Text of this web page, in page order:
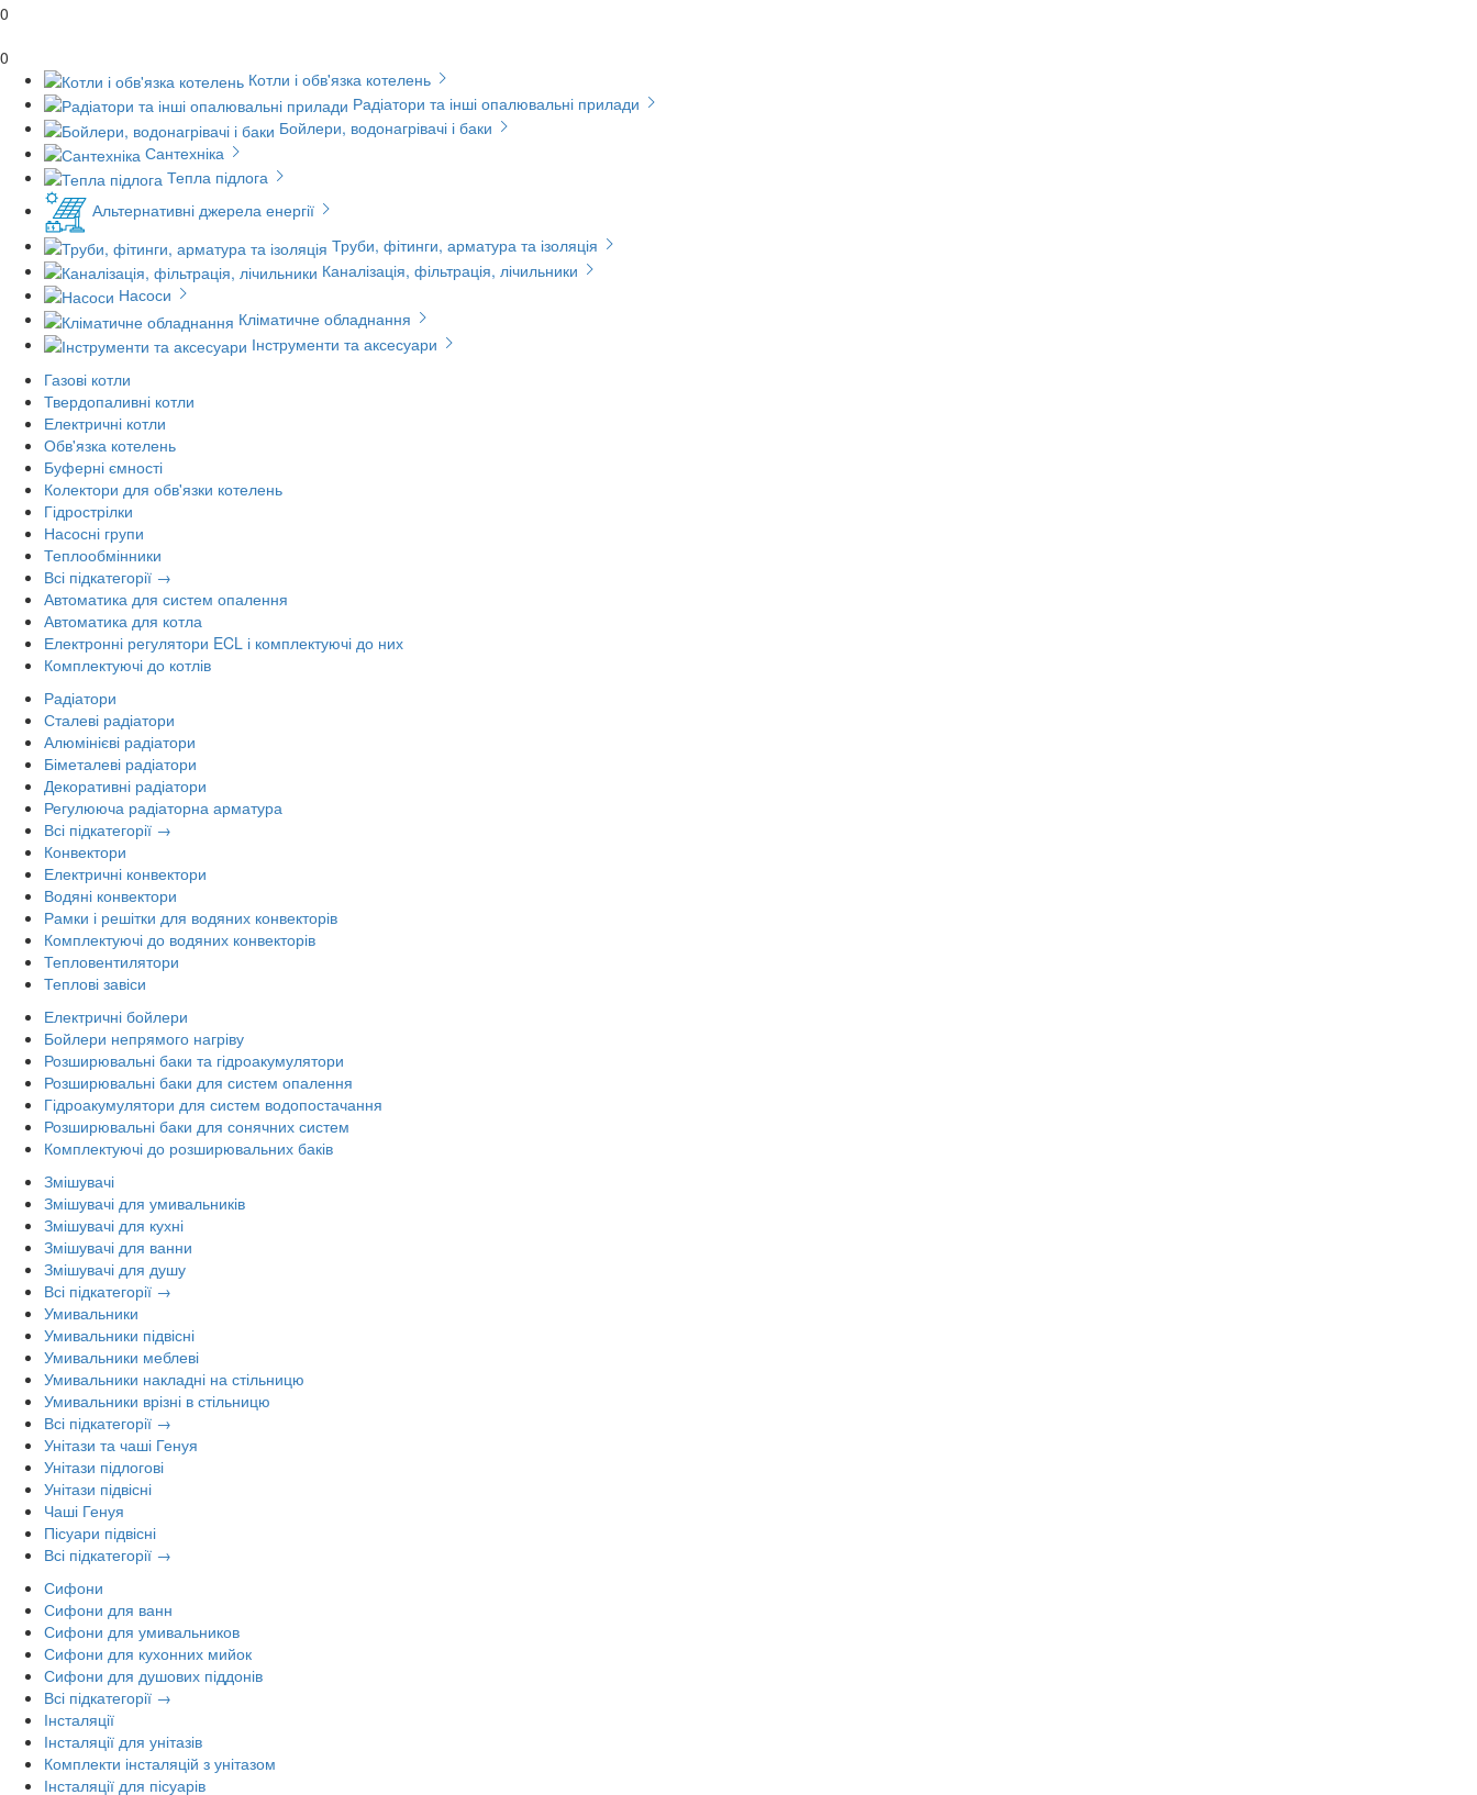
0
0
Котли і обв'язка котелень
Радіатори та інші опалювальні прилади
Бойлери, водонагрівачі і баки
Сантехніка
Тепла підлога
Альтернативні джерела енергії
Труби, фітинги, арматура та ізоляція
Каналізація, фільтрація, лічильники
Насоси
Кліматичне обладнання
Інструменти та аксесуари
Газові котли
Твердопаливні котли
Електричні котли
Обв'язка котелень
Буферні ємності
Колектори для обв'язки котелень
Гідрострілки
Насосні групи
Теплообмінники
Всі підкатегорії →
Автоматика для систем опалення
Автоматика для котла
Електронні регулятори ECL і комплектуючі до них
Комплектуючі до котлів
Радіатори
Сталеві радіатори
Алюмінієві радіатори
Біметалеві радіатори
Декоративні радіатори
Регулююча радіаторна арматура
Всі підкатегорії →
Конвектори
Електричні конвектори
Водяні конвектори
Рамки і решітки для водяних конвекторів
Комплектуючі до водяних конвекторів
Тепловентилятори
Теплові завіси
Електричні бойлери
Бойлери непрямого нагріву
Розширювальні баки та гідроакумулятори
Розширювальні баки для систем опалення
Гідроакумулятори для систем водопостачання
Розширювальні баки для сонячних систем
Комплектуючі до розширювальних баків
Змішувачі
Змішувачі для умивальників
Змішувачі для кухні
Змішувачі для ванни
Змішувачі для душу
Всі підкатегорії →
Умивальники
Умивальники підвісні
Умивальники меблеві
Умивальники накладні на стільницю
Умивальники врізні в стільницю
Всі підкатегорії →
Унітази та чаші Генуя
Унітази підлогові
Унітази підвісні
Чаші Генуя
Пісуари підвісні
Всі підкатегорії →
Сифони
Сифони для ванн
Сифони для умивальников
Сифони для кухонних мийок
Сифони для душових піддонів
Всі підкатегорії →
Інсталяції
Інсталяції для унітазів
Комплекти інсталяцій з унітазом
Інсталяції для пісуарів